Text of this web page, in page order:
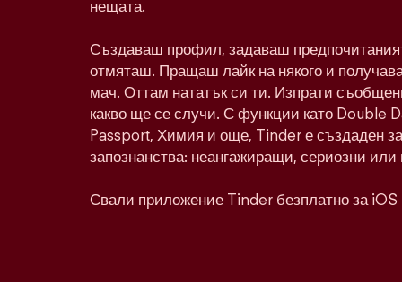
нещата.
Създаваш профил, задаваш
отмяташ. Пращаш лайк на някого и
мач. Оттам нататък си ти. Изпрати
какво ще се случи. С функции като Double
Passport, Химия и още, Tinder е създаден
запознанства: неангажиращи, сериозни или
Свали приложение Tinder безплатно за